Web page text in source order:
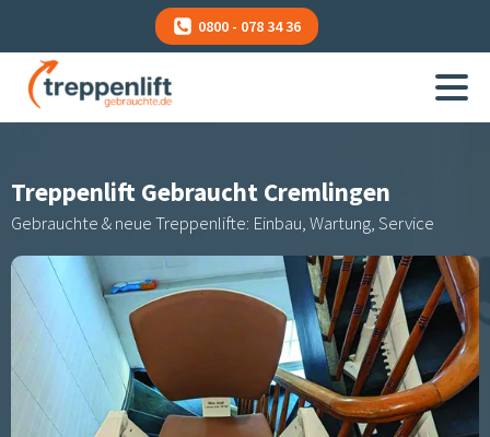
0800 - 078 34 36
Treppenlift Gebraucht Cremlingen
Gebrauchte & neue Treppenlifte: Einbau, Wartung, Service